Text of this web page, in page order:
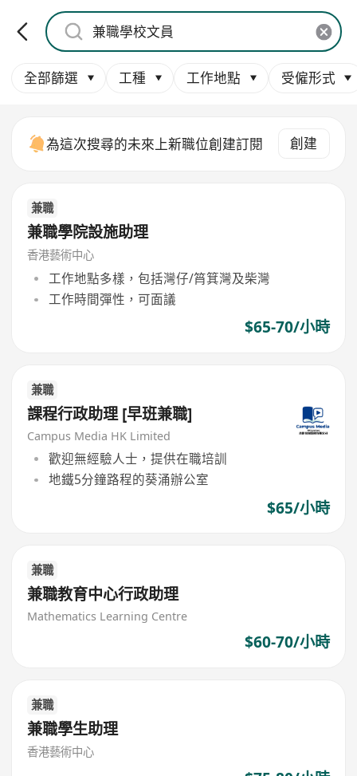
全部篩選 工種 工作地點 受僱形式
為這次搜尋的未來上新職位創建訂閱 創建
兼職
兼職學院設施助理
香港藝術中心
工作地點多樣，包括灣仔/筲箕灣及柴灣
工作時間彈性，可面議
$65-70/小時
兼職
課程行政助理 [早班兼職]
Campus Media HK Limited
歡迎無經驗人士，提供在職培訓
地鐵5分鐘路程的葵涌辦公室
$65/小時
兼職
兼職教育中心行政助理
Mathematics Learning Centre
$60-70/小時
兼職
兼職學生助理
香港藝術中心